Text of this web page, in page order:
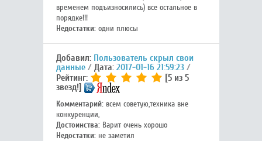
временем подъизносились) все остальное в
порядке!!!
Недостатки:одни плюсы
Добавил: Пользователь скрыл свои
данные Дата: 2017-01-16 21:59:23
Рейтинг:
[5 из 5
звезд!]
Комментарий:всем советую,техника вне
конкуренции,
Достоинства:Варит очень хорошо
Недостатки:не заметил